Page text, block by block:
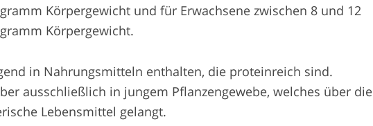
Körpergewicht und für Erwachsene zwischen 8 und 12
Körpergewicht.
in Nahrungsmitteln enthalten, die proteinreich sind.
ausschließlich in jungem Pflanzengewebe, welches über die
Lebensmittel gelangt.